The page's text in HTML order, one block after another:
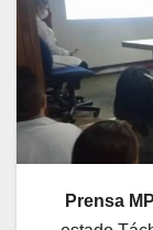
Prensa